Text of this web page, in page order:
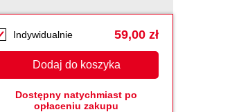
Indywidualnie 59,00 zł
Dodaj do koszyka
Dostępny natychmiast po
opłaceniu zakupu